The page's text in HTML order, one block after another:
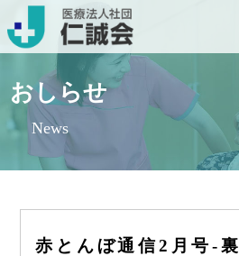
おしらせ
News
赤とんぼ通信2月号-裏